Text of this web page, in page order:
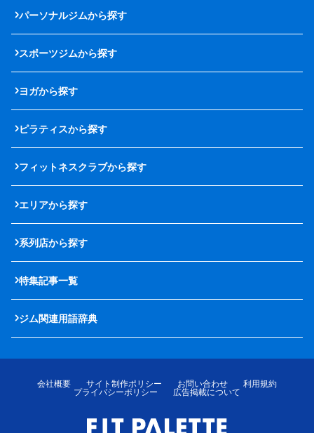
パーソナルジムから探す
スポーツジムから探す
ヨガから探す
ピラティスから探す
フィットネスクラブから探す
エリアから探す
系列店から探す
特集記事一覧
ジム関連用語辞典
会社概要 サイト制作ポリシー お問い合わせ
利用規約
プライバシーポリシー
広告掲載について